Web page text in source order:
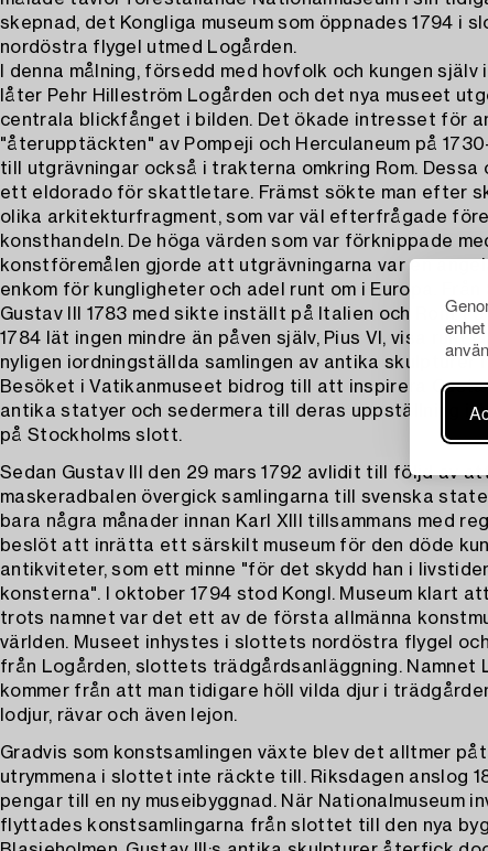
skepnad, det Kongliga museum som öppnades 1794 i
nordöstra flygel utmed Logården.
I denna målning, försedd med hovfolk och kungen själv
låter Pehr Hilleström Logården och det nya museet
centrala blickfånget i bilden. Det ökade intresset för
"återupptäckten" av Pompeji och Herculaneum på
till utgrävningar också i trakterna omkring Rom. Dessa
ett eldorado för skattletare. Främst sökte man efter
olika arkitekturfragment, som var väl efterfrågade
konsthandeln. De höga värden som var förknippade
konstföremålen gjorde att utgrävningarna var en
enkom för kungligheter och adel runt om i Europa. Från
Gustav III 1783 med sikte inställt på Italien och Rom. På
1784 lät ingen mindre än påven själv, Pius VI, visa runt
nyligen iordningställda samlingen av antika skulpturer i
Besöket i Vatikanmuseet bidrog till att inspirera
antika statyer och sedermera till deras uppställning i
på Stockholms slott.
Sedan Gustav III den 29 mars 1792 avlidit till följd av
maskeradbalen övergick samlingarna till svenska
bara några månader innan Karl XIII tillsammans med
beslöt att inrätta ett särskilt museum för den döde
antikviteter, som ett minne "för det skydd han i
konsterna". I oktober 1794 stod Kongl. Museum klart
trots namnet var det ett av de första allmänna
världen. Museet inhystes i slottets nordöstra flygel
från Logården, slottets trädgårdsanläggning. Namnet
kommer från att man tidigare höll vilda djur i
lodjur, rävar och även lejon.
Gradvis som konstsamlingen växte blev det alltmer
utrymmena i slottet inte räckte till. Riksdagen anslog
pengar till en ny museibyggnad. När Nationalmuseum
flyttades konstsamlingarna från slottet till den nya